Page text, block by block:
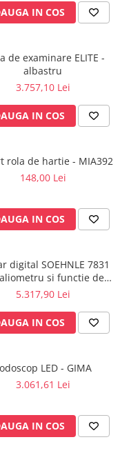
IN COS
de examinare ELITE -
albastru
3.757,10 Lei
IN COS
rola de hartie - MIA392
148,00 Lei
IN COS
digital SOEHNLE 7831
si functie de
BMI
5.317,90 Lei
IN COS
LED - GIMA
3.061,61 Lei
IN COS